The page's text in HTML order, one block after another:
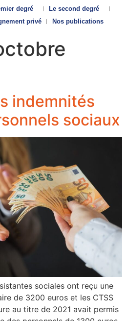
degré
Le second degré
privé Nos publications
indemnités
sociaux
sociales ont reçu une
de 3200 euros et les CTSS
au titre de 2021 avait permis